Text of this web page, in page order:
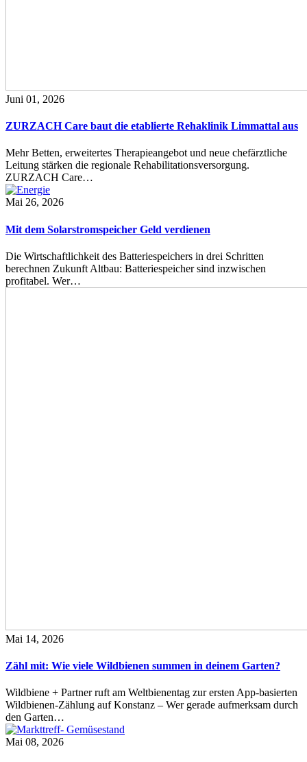
Juni 01, 2026
ZURZACH Care baut die etablierte Rehaklinik Limmattal aus
Mehr Betten, erweitertes Therapieangebot und neue chefärztliche
Leitung stärken die regionale Rehabilitationsversorgung.
ZURZACH Care…
Mai 26, 2026
Mit dem Solarstromspeicher Geld verdienen
Die Wirtschaftlichkeit des Batteriespeichers in drei Schritten
berechnen Zukunft Altbau: Batteriespeicher sind inzwischen
profitabel. Wer…
Mai 14, 2026
Zähl mit: Wie viele Wildbienen summen in deinem Garten?
Wildbiene + Partner ruft am Weltbienentag zur ersten App-basierten
Wildbienen-Zählung auf Konstanz – Wer gerade aufmerksam durch
den Garten…
Mai 08, 2026